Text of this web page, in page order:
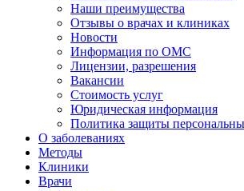
Наши преимущества
Отзывы о врачах и клиниках
Новости
Информация по ОМС
Лицензии, разрешения
Вакансии
Стоимость услуг
Юридическая информация
Политика защиты
О заболеваниях
Методы
Клиники
Врачи